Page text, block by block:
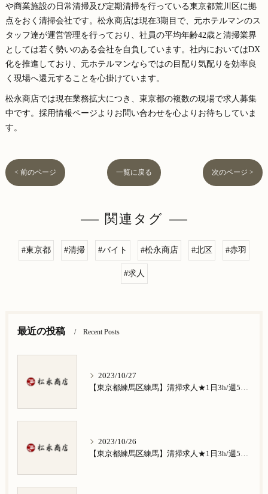
や商業施設の日常清掃及び定期清掃を行っている東京都荒川区に拠
点をおく清掃会社です。松永商店は現在3期目で、元ホテルマンのス
タッフ達が運営管理を行っており、社員の平均年齢42歳と清掃業界
としては若く勢いのある会社を自負しています。社内においてはDX
化を推進しており、元ホテルマンならではの目配り気配りを効率良
く現場へ還元することを心掛けています。
松永商店では現在業務拡大につき、東京都の複数の現場で求人募集
中です。採用情報ページよりお問い合わせを心よりお待ちしていま
す。
< 前のページ 一覧に戻る 次のページ >
関連タグ
#東京都 #清掃 #バイト #松永商店 #北区 #赤羽
#求人
最近の投稿 Recent Posts
2023/10/27
【東京都練馬区練馬】清掃求人★1日3h/週5日/祝日お休み★谷原在住の方歓迎
2023/10/26
【東京都練馬区練馬】清掃求人★1日3h/週5日/祝日お休み★南田中在住の方歓迎